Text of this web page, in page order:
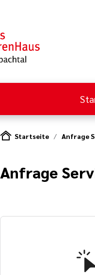
Startseite Anfrage
Anfrage